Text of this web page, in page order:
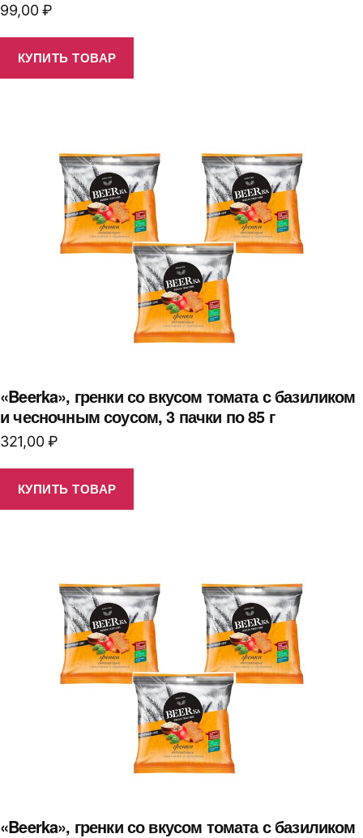
99,00₽
КУПИТЬ ТОВАР
«Beerka», гренки со вкусом томата с базиликом
и чесночным соусом, 3 пачки по 85 г
321,00₽
КУПИТЬ ТОВАР
«Beerka», гренки со вкусом томата с базиликом